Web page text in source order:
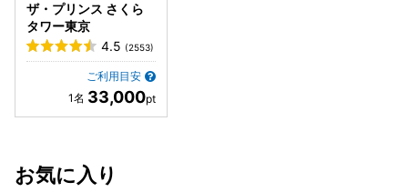
ザ・プリンス さくら
タワー東京
4.5 (2553)
ご利用目安
33,000
お気に入り